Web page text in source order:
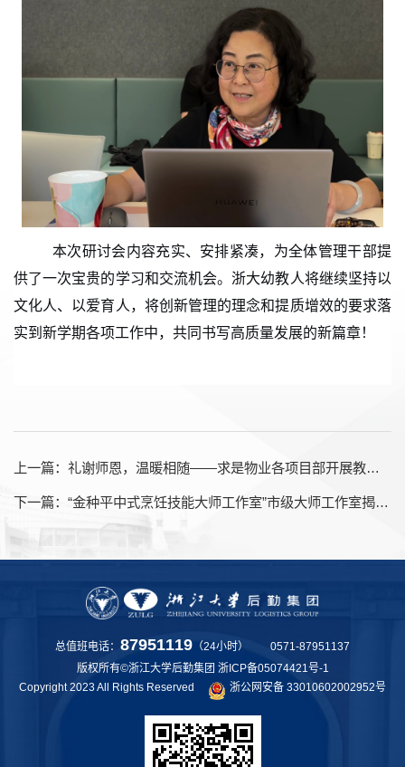
本次研讨会内容充实、安排紧凑，为全体管理干部提
供了一次宝贵的学习和交流机会。 浙大幼教人将继续坚持以
文化人、以爱育人，将创新管理的理念和提质增效的要求落
实到新学期各项工作中， 共同书写高质量发展的新篇章！
上一篇： 礼谢师恩，温暖相随——求是物业各项目部开展教师节活动
下一篇： “金种平中式烹饪技能大师工作室”市级大师工作室揭牌仪式举行
总值班电话： 87951119 （24小时） 0571-87951137
版权所有©浙江大学后勤集团 浙ICP备05074421号-1
Copyright 2023 All Rights Reserved
浙公网安备 33010602002952号